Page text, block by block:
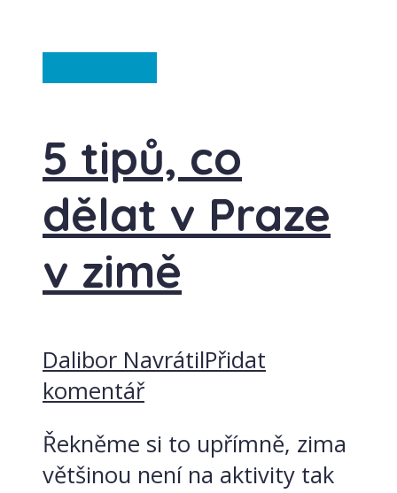
5 tipů, co
dělat v Praze
v zimě
Dalibor NavrátilPřidat
komentář
Řekněme si to upřímně, zima
většinou není na aktivity tak